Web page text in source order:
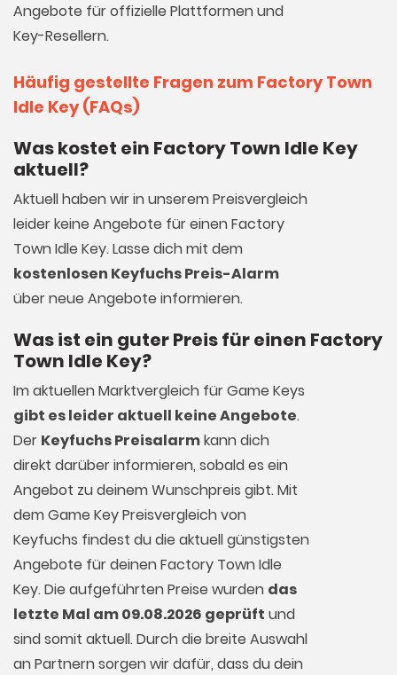
Angebote für offizielle Plattformen und
Key-Resellern.
Häufig gestellte Fragen zum Factory Town
Idle Key (FAQs)
Was kostet ein Factory Town Idle Key
aktuell?
Aktuell haben wir in unserem Preisvergleich
leider keine Angebote für einen Factory
Town Idle Key. Lasse dich mit dem
kostenlosen Keyfuchs Preis-Alarm
über neue Angebote informieren.
Was ist ein guter Preis für einen Factory
Town Idle Key?
Im aktuellen Marktvergleich fürGame Keys
gibt es leider aktuell keine Angebote.
Der Keyfuchs Preisalarmkann dich
direkt darüber informieren, sobald es ein
Angebot zu deinem Wunschpreis gibt. Mit
dem Game Key Preisvergleich von
Keyfuchs findest du die aktuell günstigsten
Angebote für deinen Factory Town Idle
Key. Die aufgeführten Preise wurden das
letzte Mal am 09.08.2026 geprüft und
sind somit aktuell. Durch die breite Auswahl
an Partnern sorgen wir dafür, dass du dein